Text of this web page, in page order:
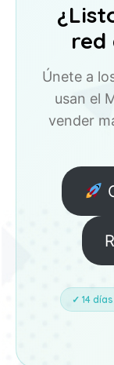
red
Únete a
usan el
vender
✓ 14